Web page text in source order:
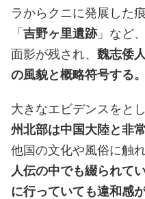
ラからクニに発展した
「吉野ヶ里遺跡」など
面影が残され、 魏志倭
の風貌と概略符号する。
大きなエビデンスをと
州北部は中国大陸と非
他国の文化や風俗に触
人伝の中でも綴られて
に行っていても違和感が